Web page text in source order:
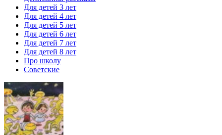
Для детей 3 лет
Для детей 4 лет
Для детей 5 лет
Для детей 6 лет
Для детей 7 лет
Для детей 8 лет
Про школу
Советские